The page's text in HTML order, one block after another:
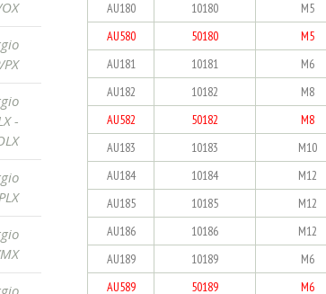
-
AU180
10180 M5
AU580
50180 M5
AU181
10181 M6
AU182
10182 M8
AU582
50182 M8
AU183
10183 M10
AU184
10184 M12
AU185
10185 M12
AU186
10186 M12
AU189
10189 M6
AU589
50189 M6